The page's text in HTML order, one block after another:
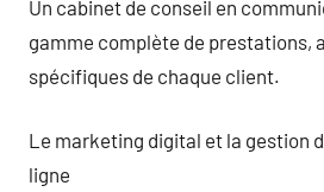
Un cabinet de conseil en
gamme complète de prestations,
spécifiques de chaque client.
Le marketing digital et la gestion
ligne